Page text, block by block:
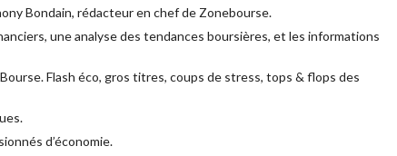
Bondain, rédacteur en chef de Zonebourse.
une analyse des tendances boursières, et les informations
Flash éco, gros titres, coups de stress, tops & flops des
d’économie.